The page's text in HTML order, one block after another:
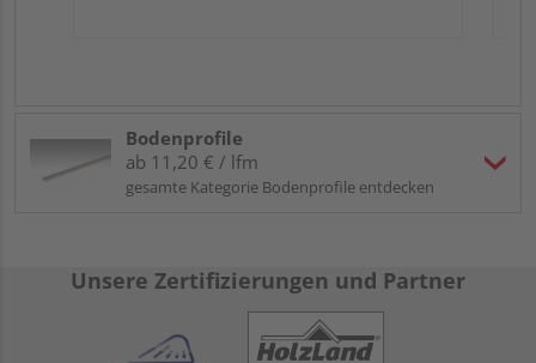
Bodenprofile
ab 11,20 € / lfm
gesamte Kategorie Bodenprofile entdecken
Unsere Zertifizierungen und Partner